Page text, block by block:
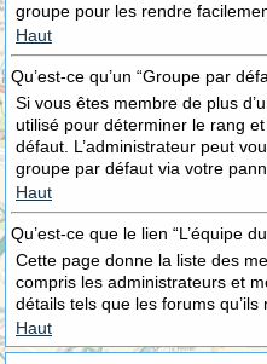
groupe pour les rendre
Haut
Qu’est-ce qu’un “Groupe par
Si vous êtes membre de plus
utilisé pour déterminer le rang
défaut. L’administrateur peut
groupe par défaut via votre
Haut
Qu’est-ce que le lien “L’équipe
Cette page donne la liste des
compris les administrateurs et
détails tels que les forums qu’ils
Haut